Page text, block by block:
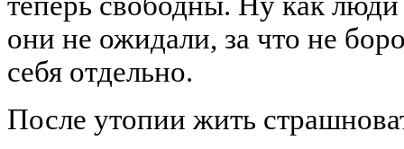
они не ожидали, за что не
себя отдельно.
После утопии жить